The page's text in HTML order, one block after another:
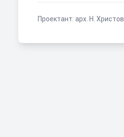
Проектант:арх. Н. Христов